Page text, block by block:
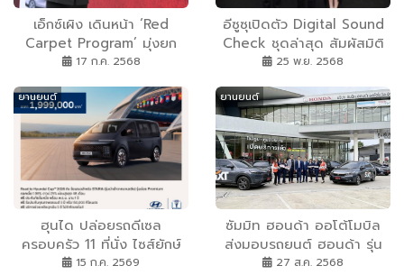
เอ็กซ์เผิง เดินหน้า ‘Red
Carpet Program’ มุ่งยก
ระดับ ประสบการณ์พรีเมียม
Training’ เสริมศักยภาพทีม
งาน เพื่อความพึงพอใจสูงสุด
ของลูกค้า
17 ก.ค. 2568
อีซูซุเปิดตัว Digital Sound
Check ชุดล่าสุด สัมผัสมิติ
ความเร้าใจกับจุดพีคใหม่ของ
ในโรงภาพยนตร์เครือเมเจอร์
ซีนีเพล็กซ์ทั่วประเทศ
25 พ.ย. 2568
ยานยนต์
ฮุนได ปล่อยรถดีเซล
ครอบครัว 11 ที่นั่ง ไซส์ยักษ์
ราคาใหม่ STARIA Diesel
15 ก.ค. 2569
ยานยนต์
ซัมมิท ฮอนด้า ออโต้โมบิล
ส่งมอบรถยนต์ ฮอนด้า รุ่น
ยอดนิยม 72 คัน เข้าฟลีท ซิก
27 ส.ค. 2568